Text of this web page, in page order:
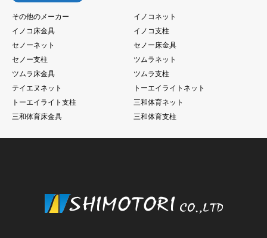
その他のメーカー
イノコネット
イノコ床金具
イノコ支柱
セノーネット
セノー床金具
セノー支柱
ツムラネット
ツムラ床金具
ツムラ支柱
テイエヌネット
トーエイライトネット
トーエイライト支柱
三和体育ネット
三和体育床金具
三和体育支柱